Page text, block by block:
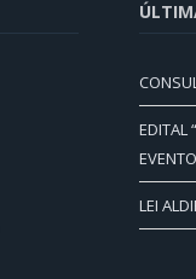
EDITAL
LEI